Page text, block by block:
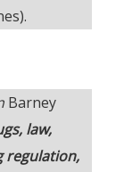
Barney
law,
regulation,